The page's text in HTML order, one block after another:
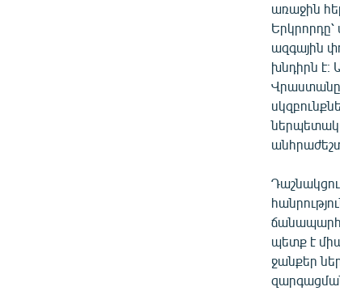
առաջին
ազգային
խնդիրն է։
Վրաստանը
պետք է
ջանքեր